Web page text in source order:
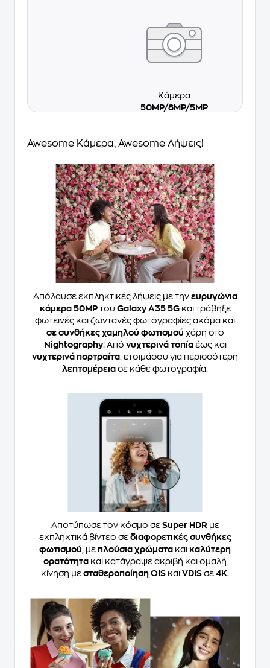
Κάμερα
50MP/8MP/5MP
Awesome Κάμερα, Awesome Λήψεις!
Απόλαυσε εκπληκτικές λήψεις με την ευρυγώνια
κάμερα 50MPτου Galaxy A35 5Gκαι τράβηξε
φωτεινές και ζωντανές φωτογραφίες ακόμα και
σε συνθήκες χαμηλού φωτισμού χάρη στο
Nightography! Από νυχτερινά τοπίαέως και
νυχτερινά πορτραίτα , ετοιμάσου για περισσότερη
λεπτομέρεια σε κάθε φωτογραφία.
Αποτύπωσε τον κόσμο σε Super HDR με
εκπληκτικά βίντεο σε διαφορετικές συνθήκες
φωτισμού , με πλούσια χρώματα και καλύτερη
ορατότητα και κατάγραψε ακριβή και ομαλή
κίνηση με σταθεροποίηση OIS και VDIS σε 4K.